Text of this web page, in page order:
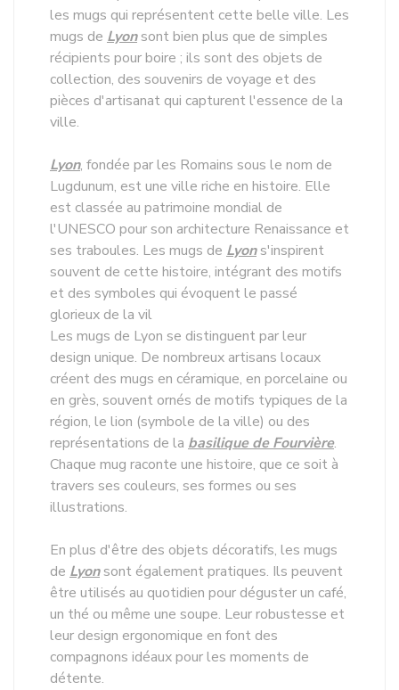
les mugs qui représentent cette belle ville. Les
mugs de Lyonsont bien plus que de simples
récipients pour boire ; ils sont des objets de
collection, des souvenirs de voyage et des
pièces d'artisanat qui capturent l'essence de la
ville.
Lyon, fondée par les Romains sous le nom de
Lugdunum, est une ville riche en histoire. Elle
est classée au patrimoine mondial de
l'UNESCO pour son architecture Renaissance et
ses traboules. Les mugs de Lyons'inspirent
souvent de cette histoire, intégrant des motifs
et des symboles qui évoquent le passé
glorieux de la vil
Les mugs de Lyon se distinguent par leur
design unique. De nombreux artisans locaux
créent des mugs en céramique, en porcelaine ou
en grès, souvent ornés de motifs typiques de la
région, le lion (symbole de la ville) ou des
représentations de la basilique de Fourvière.
Chaque mug raconte une histoire, que ce soit à
travers ses couleurs, ses formes ou ses
illustrations.
En plus d'être des objets décoratifs, les mugs
de Lyonsont également pratiques. Ils peuvent
être utilisés au quotidien pour déguster un café,
un thé ou même une soupe. Leur robustesse et
leur design ergonomique en font des
compagnons idéaux pour les moments de
détente.